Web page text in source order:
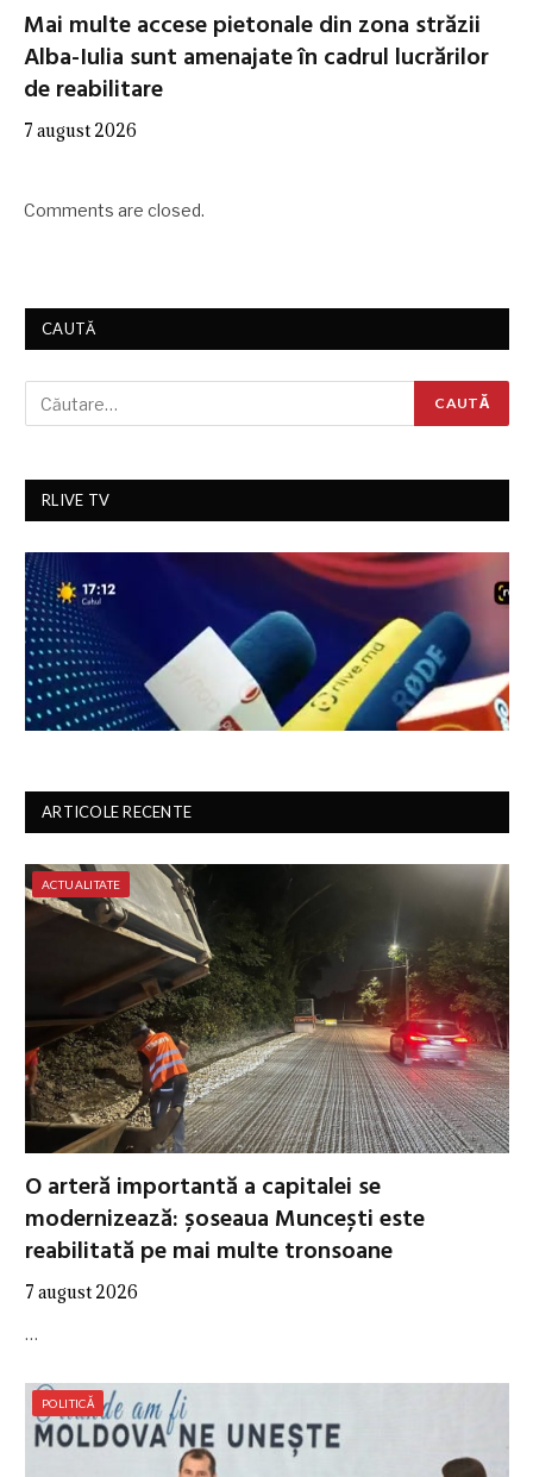
Mai multe accese pietonale din zona străzii
Alba-Iulia sunt amenajate în cadrul lucrărilor
de reabilitare
7 august 2026
Comments are closed.
CAUTĂ
RLIVE TV
ARTICOLE RECENTE
ACTUALITATE
O arteră importantă a capitalei se
modernizează: șoseaua Muncești este
reabilitată pe mai multe tronsoane
7 august 2026
…
POLITICĂ